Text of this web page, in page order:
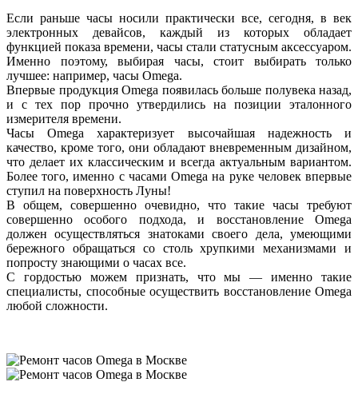
Если раньше часы носили практически все, сегодня, в век
электронных девайсов, каждый из которых обладает
функцией показа времени, часы стали статусным аксессуаром.
Именно поэтому, выбирая часы, стоит выбирать только
лучшее: например, часы Omega.
Впервые продукция Omega появилась больше полувека назад,
и с тех пор прочно утвердились на позиции эталонного
измерителя времени.
Часы Omega характеризует высочайшая надежность и
качество, кроме того, они обладают вневременным дизайном,
что делает их классическим и всегда актуальным вариантом.
Более того, именно с часами Omega на руке человек впервые
ступил на поверхность Луны!
В общем, совершенно очевидно, что такие часы требуют
совершенно особого подхода, и восстановление Omega
должен осуществляться знатоками своего дела, умеющими
бережного обращаться со столь хрупкими механизмами и
попросту знающими о часах все.
С гордостью можем признать, что мы — именно такие
специалисты, способные осуществить восстановление Omega
любой сложности.